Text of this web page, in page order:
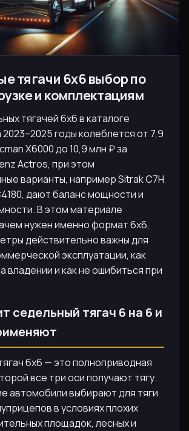
тягачи 6х6 выбор по
и комплектациям
тягачей 6х6 в каталоге
годы колеблется от 7,9
X6000 до 10,9 млн ₽ за
Actros, при этом
варианты, например Sitrak C7H
дают баланс мощности и
В этом материале
нужен именно формат 6х6,
действительно важны для
эксплуатации, как
владении и как не ошибиться при
седельный тягач 6 на 6 и
6х6 — это полноприводная
все три оси получают тягу.
автомобили выбирают для тяги
в условиях плохих
площадок, лесных и